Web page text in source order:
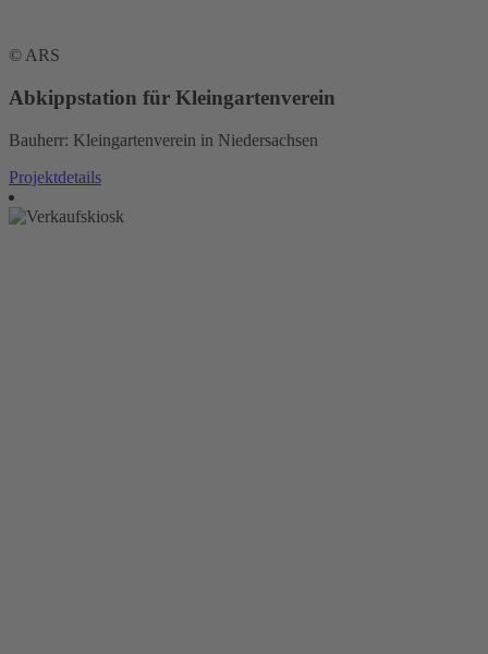
© ARS
Abkippstation für Kleingartenverein
Bauherr: Kleingartenverein in Niedersachsen
Projektdetails